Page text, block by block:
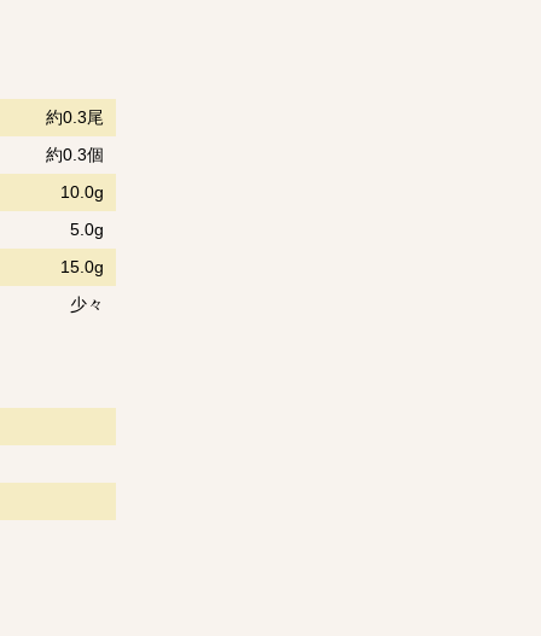
約0.3尾
約0.3個
10.0g
5.0g
15.0g
少々